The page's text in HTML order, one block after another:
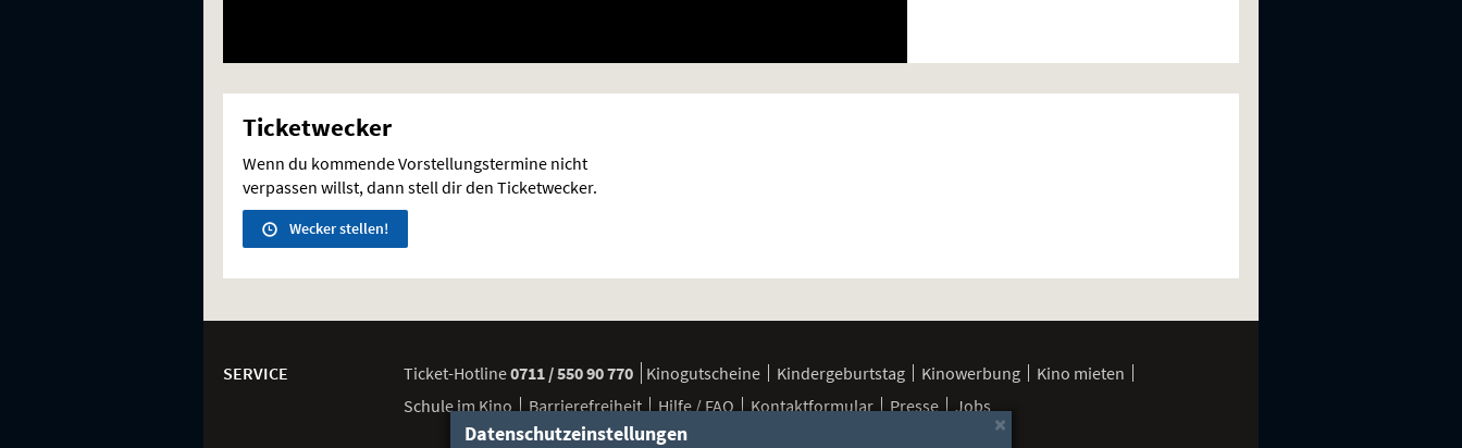
Ticketwecker
Wenn du kommende Vorstellungstermine nicht
verpassen willst, dann stell dir den Ticketwecker.
Wecker stellen!
SERVICE Ticket-Hotline0711 / 550 90 770 Kinogutscheine Kindergeburtstag Kinowerbung
Kino mieten
Schule im Kino
Barrierefreiheit Hilfe / FAQ Kontaktformular Presse Jobs
×
Datenschutzeinstellungen